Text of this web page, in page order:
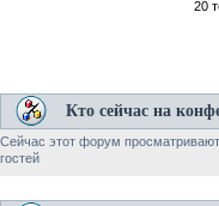
20
Кто сейчас на
Сейчас этот форум
гостей